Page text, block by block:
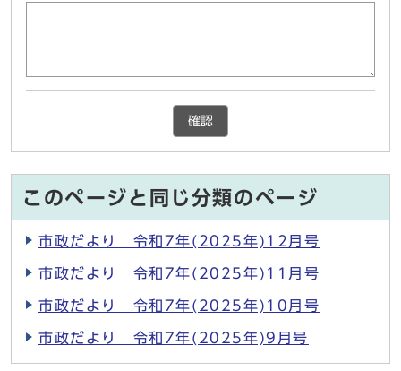
確認
このページと同じ分類のページ
市政だより 令和7年(2025年)12月号
市政だより 令和7年(2025年)11月号
市政だより 令和7年(2025年)10月号
市政だより 令和7年(2025年)9月号